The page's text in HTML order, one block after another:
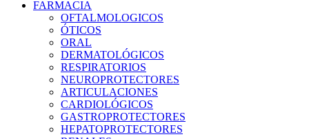
FARMACIA
OFTALMOLOGICOS
ÓTICOS
ORAL
DERMATOLÓGICOS
RESPIRATORIOS
NEUROPROTECTORES
ARTICULACIONES
CARDIOLÓGICOS
GASTROPROTECTORES
HEPATOPROTECTORES